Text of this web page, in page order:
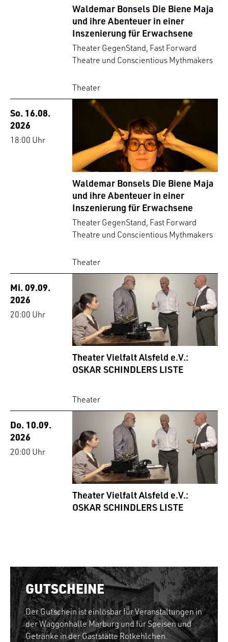
Waldemar Bonsels Die Biene Maja
und ihre Abenteuer in einer
Inszenierung für Erwachsene
Theater GegenStand, Fast Forward
Theatre und Conscientious Mythmakers
Theater
So. 16.08.
2026
18:00 Uhr
Waldemar Bonsels Die Biene Maja
und ihre Abenteuer in einer
Inszenierung für Erwachsene
Theater GegenStand, Fast Forward
Theatre und Conscientious Mythmakers
Theater
Mi. 09.09.
2026
20:00 Uhr
Theater Vielfalt Alsfeld e.V.:
OSKAR SCHINDLERS LISTE
Theater
Do. 10.09.
2026
20:00 Uhr
Theater Vielfalt Alsfeld e.V.:
OSKAR SCHINDLERS LISTE
GUTSCHEINE
Der Gutschein ist einlösbar für Veranstaltungen in
der Waggonhalle Marburg und für Speisen und
Getränke in der Gaststätte Rotkehlchen.